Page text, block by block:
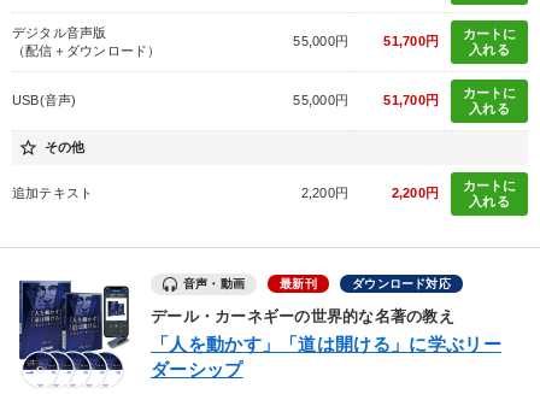
デジタル音声版
（配信＋ダウンロード）
55,000円 51,700円
カートに
入れる
USB(音声) 55,000円 51,700円
カートに
入れる
star_border その他
追加テキスト 2,200円 2,200円
カートに
入れる
音声・動画 最新刊 ダウンロード対応
デール・カーネギーの世界的な名著の教え
「人を動かす」「道は開ける」に学ぶリー
ダーシップ